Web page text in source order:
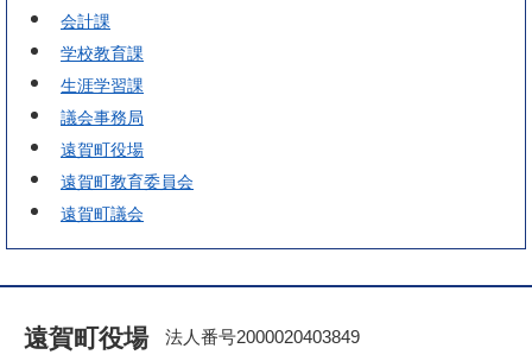
会計課
学校教育課
生涯学習課
議会事務局
遠賀町役場
遠賀町教育委員会
遠賀町議会
遠賀町役場 法人番号2000020403849